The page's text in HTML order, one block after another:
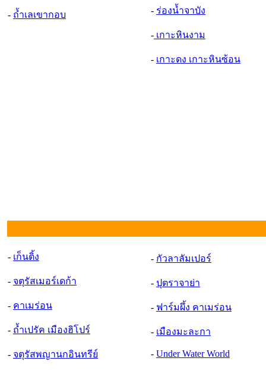
- ถ้ำเลเขากอบ - ร่องน้ำจาบัง
- เกาะหินงาม
- เกาะดง เกาะหินซ้อน
- เก็นติ้ง
- จตุรัสเมอร์เดก้า
- คาเมร่อน
- ถ้ำเปรัค เมืองฮิโปร์
- จตุรัสพญานกอินทรีย์
- กัวลาลัมเปอร์
- ปุตราจาย่า
- ฟาร์มผึ้ง คาเมร่อน
- เมืองมะละกา
- Under Water World